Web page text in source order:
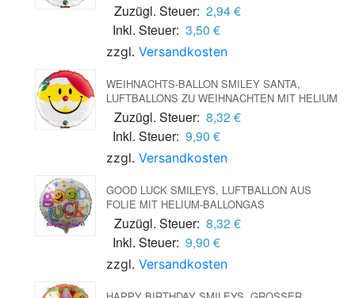
Zuzügl. Steuer: 2,94 €
Inkl. Steuer: 3,50 €
zzgl. Versandkosten
WEIHNACHTS-BALLON SMILEY SANTA,
LUFTBALLONS ZU WEIHNACHTEN MIT HELIUM
Zuzügl. Steuer: 8,32 €
Inkl. Steuer: 9,90 €
zzgl. Versandkosten
GOOD LUCK SMILEYS, LUFTBALLON AUS
FOLIE MIT HELIUM-BALLONGAS
Zuzügl. Steuer: 8,32 €
Inkl. Steuer: 9,90 €
zzgl. Versandkosten